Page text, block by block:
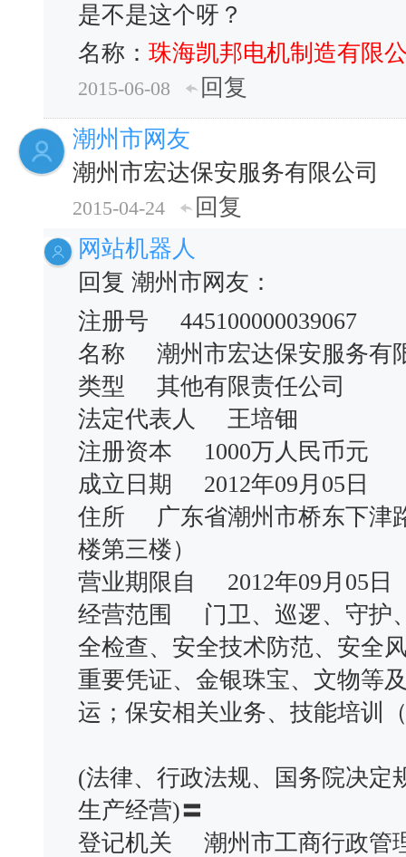
是不是这个呀？
名称： 珠海凯邦电机制造有限
2015-06-08
回复
潮州市网友
潮州市宏达保安服务有限公司
2015-04-24
回复
网站机器人
回复 潮州市网友：
注册号 445100000039067
名称 潮州市宏达保安服务有
类型 其他有限责任公司
法定代表人 王培钿
注册资本 1000万人民币元
成立日期 2012年09月05日
住所 广东省潮州市桥东下津
楼第三楼）
营业期限自 2012年09月05
经营范围 门卫、巡逻、守护
全检查、安全技术防范、安全
重要凭证、金银珠宝、文物等
运；保安相关业务、技能培训
(法律、行政法规、国务院决定
生产经营)〓
登记机关 潮州市工商行政